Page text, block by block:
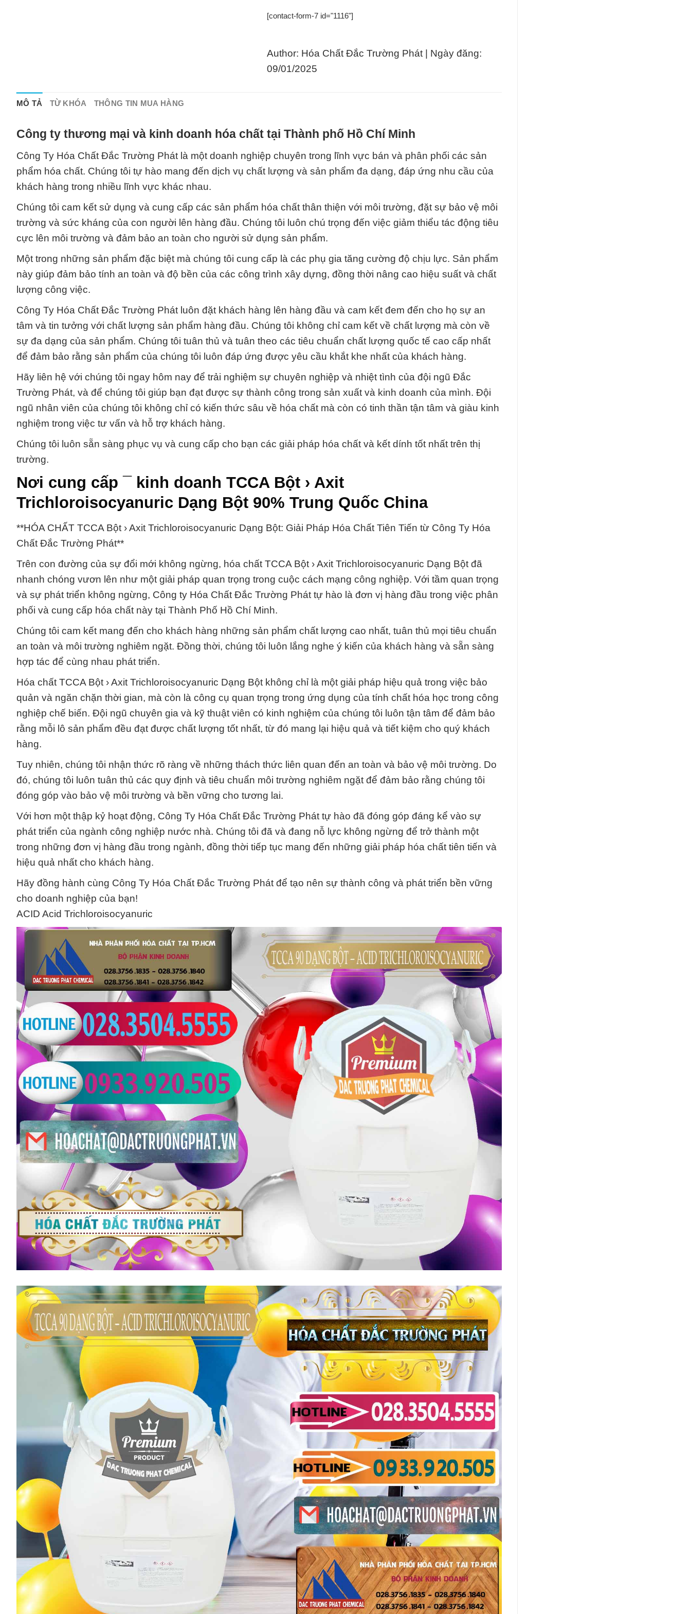
[contact-form-7 id="1116"]
Author: Hóa Chất Đắc Trường Phát | Ngày đăng:
09/01/2025
MÔ TẢ TỪ KHÓA THÔNG TIN MUA HÀNG
Công ty thương mại và kinh doanh hóa chất tại Thành phố Hồ Chí Minh
Công Ty Hóa Chất Đắc Trường Phát là một doanh nghiệp chuyên trong lĩnh vực bán và phân phối các sản
phẩm hóa chất. Chúng tôi tự hào mang đến dịch vụ chất lượng và sản phẩm đa dạng, đáp ứng nhu cầu của
khách hàng trong nhiều lĩnh vực khác nhau.
Chúng tôi cam kết sử dụng và cung cấp các sản phẩm hóa chất thân thiện với môi trường, đặt sự bảo vệ môi
trường và sức kháng của con người lên hàng đầu. Chúng tôi luôn chú trọng đến việc giảm thiểu tác động tiêu
cực lên môi trường và đảm bảo an toàn cho người sử dụng sản phẩm.
Một trong những sản phẩm đặc biệt mà chúng tôi cung cấp là các phụ gia tăng cường độ chịu lực. Sản phẩm
này giúp đảm bảo tính an toàn và độ bền của các công trình xây dựng, đồng thời nâng cao hiệu suất và chất
lượng công việc.
Công Ty Hóa Chất Đắc Trường Phát luôn đặt khách hàng lên hàng đầu và cam kết đem đến cho họ sự an
tâm và tin tưởng với chất lượng sản phẩm hàng đầu. Chúng tôi không chỉ cam kết về chất lượng mà còn về
sự đa dạng của sản phẩm. Chúng tôi tuân thủ và tuân theo các tiêu chuẩn chất lượng quốc tế cao cấp nhất
để đảm bảo rằng sản phẩm của chúng tôi luôn đáp ứng được yêu cầu khắt khe nhất của khách hàng.
Hãy liên hệ với chúng tôi ngay hôm nay để trải nghiệm sự chuyên nghiệp và nhiệt tình của đội ngũ Đắc
Trường Phát, và để chúng tôi giúp bạn đạt được sự thành công trong sản xuất và kinh doanh của mình. Đội
ngũ nhân viên của chúng tôi không chỉ có kiến thức sâu về hóa chất mà còn có tinh thần tận tâm và giàu kinh
nghiệm trong việc tư vấn và hỗ trợ khách hàng.
Chúng tôi luôn sẵn sàng phục vụ và cung cấp cho bạn các giải pháp hóa chất và kết dính tốt nhất trên thị
trường.
Nơi cung cấp ¯ kinh doanh TCCA Bột › Axit
Trichloroisocyanuric Dạng Bột 90% Trung Quốc China
**HÓA CHẤT TCCA Bột › Axit Trichloroisocyanuric Dạng Bột: Giải Pháp Hóa Chất Tiên Tiến từ Công Ty Hóa
Chất Đắc Trường Phát**
Trên con đường của sự đổi mới không ngừng, hóa chất TCCA Bột › Axit Trichloroisocyanuric Dạng Bột đã
nhanh chóng vươn lên như một giải pháp quan trọng trong cuộc cách mạng công nghiệp. Với tầm quan trọng
và sự phát triển không ngừng, Công ty Hóa Chất Đắc Trường Phát tự hào là đơn vị hàng đầu trong việc phân
phối và cung cấp hóa chất này tại Thành Phố Hồ Chí Minh.
Chúng tôi cam kết mang đến cho khách hàng những sản phẩm chất lượng cao nhất, tuân thủ mọi tiêu chuẩn
an toàn và môi trường nghiêm ngặt. Đồng thời, chúng tôi luôn lắng nghe ý kiến của khách hàng và sẵn sàng
hợp tác để cùng nhau phát triển.
Hóa chất TCCA Bột › Axit Trichloroisocyanuric Dạng Bột không chỉ là một giải pháp hiệu quả trong việc bảo
quản và ngăn chặn thời gian, mà còn là công cụ quan trọng trong ứng dụng của tính chất hóa học trong công
nghiệp chế biến. Đội ngũ chuyên gia và kỹ thuật viên có kinh nghiệm của chúng tôi luôn tận tâm để đảm bảo
rằng mỗi lô sản phẩm đều đạt được chất lượng tốt nhất, từ đó mang lại hiệu quả và tiết kiệm cho quý khách
hàng.
Tuy nhiên, chúng tôi nhận thức rõ ràng về những thách thức liên quan đến an toàn và bảo vệ môi trường. Do
đó, chúng tôi luôn tuân thủ các quy định và tiêu chuẩn môi trường nghiêm ngặt để đảm bảo rằng chúng tôi
đóng góp vào bảo vệ môi trường và bền vững cho tương lai.
Với hơn một thập kỷ hoạt động, Công Ty Hóa Chất Đắc Trường Phát tự hào đã đóng góp đáng kể vào sự
phát triển của ngành công nghiệp nước nhà. Chúng tôi đã và đang nỗ lực không ngừng để trở thành một
trong những đơn vị hàng đầu trong ngành, đồng thời tiếp tục mang đến những giải pháp hóa chất tiên tiến và
hiệu quả nhất cho khách hàng.
Hãy đồng hành cùng Công Ty Hóa Chất Đắc Trường Phát để tạo nên sự thành công và phát triển bền vững
cho doanh nghiệp của bạn!
ACID Acid Trichloroisocyanuric